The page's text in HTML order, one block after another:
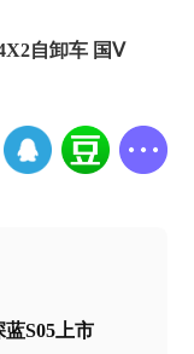
自卸车 国Ⅴ
蓝S05上市